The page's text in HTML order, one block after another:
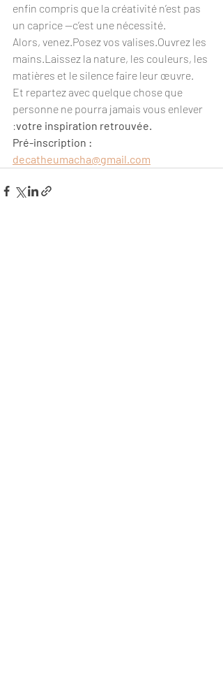
enfin compris que la créativité n’est pas
un caprice —c’est une nécessité.
Alors, venez.Posez vos valises.Ouvrez les
mains.Laissez la nature, les couleurs, les
matières et le silence faire leur œuvre.
Et repartez avec quelque chose que
personne ne pourra jamais vous enlever
:votre inspiration retrouvée.
Pré-inscription :
decatheumacha@gmail.com